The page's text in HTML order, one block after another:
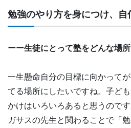
勉強のやり方を身につけ、自
ーー生徒にとって塾をどんな場
一生懸命自分の目標に向かって
てる場所にしたいですね。子ど
かけはいろいろあると思うので
ガサスの先生と関わることで「